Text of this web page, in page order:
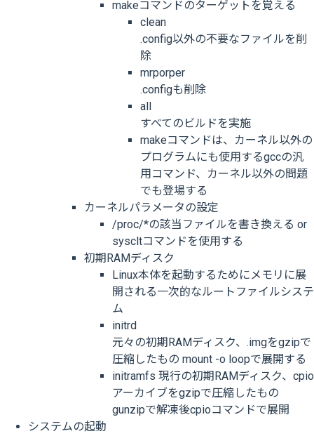
makeコマンドのターゲットを覚える
clean
.config以外の不要なファイルを削
除
mrporper
.configも削除
all
すべてのビルドを実施
makeコマンドは、カーネル以外の
プログラムにも使用するgccの汎
用コマンド、カーネル以外の問題
でも登場する
カーネルパラメータの設定
/proc/*の該当ファイルを書き換える or
syscltコマンドを使用する
初期RAMディスク
Linux本体を起動するためにメモリに展
開される一次的なルートファイルシステ
ム
initrd
元々の初期RAMディスク、.imgをgzipで
圧縮したもの mount -o loopで展開する
initramfs 現行の初期RAMディスク、cpio
アーカイブをgzipで圧縮したもの
gunzipで解凍後cpioコマンドで展開
システムの起動